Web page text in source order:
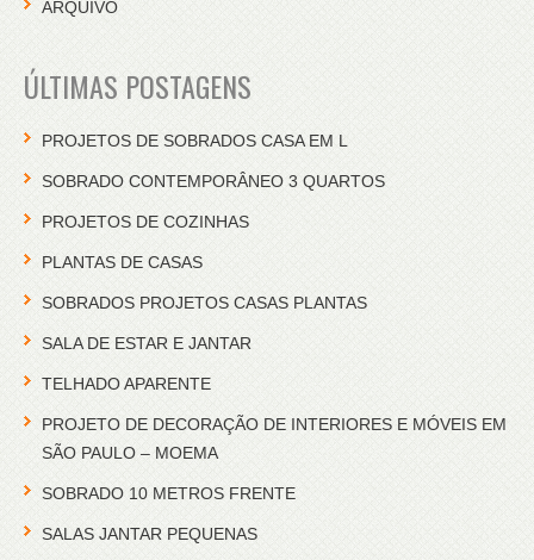
ARQUIVO
ÚLTIMAS POSTAGENS
PROJETOS DE SOBRADOS CASA EM L
SOBRADO CONTEMPORÂNEO 3 QUARTOS
PROJETOS DE COZINHAS
PLANTAS DE CASAS
SOBRADOS PROJETOS CASAS PLANTAS
SALA DE ESTAR E JANTAR
TELHADO APARENTE
PROJETO DE DECORAÇÃO DE INTERIORES E MÓVEIS EM
SÃO PAULO – MOEMA
SOBRADO 10 METROS FRENTE
SALAS JANTAR PEQUENAS